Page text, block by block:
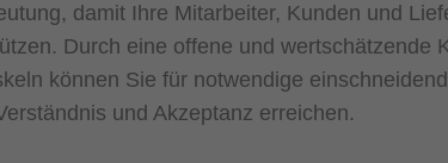
damit Ihre Mitarbeiter, Kunden und
Durch eine offene und wertschätzende
können Sie für notwendige
und Akzeptanz erreichen.